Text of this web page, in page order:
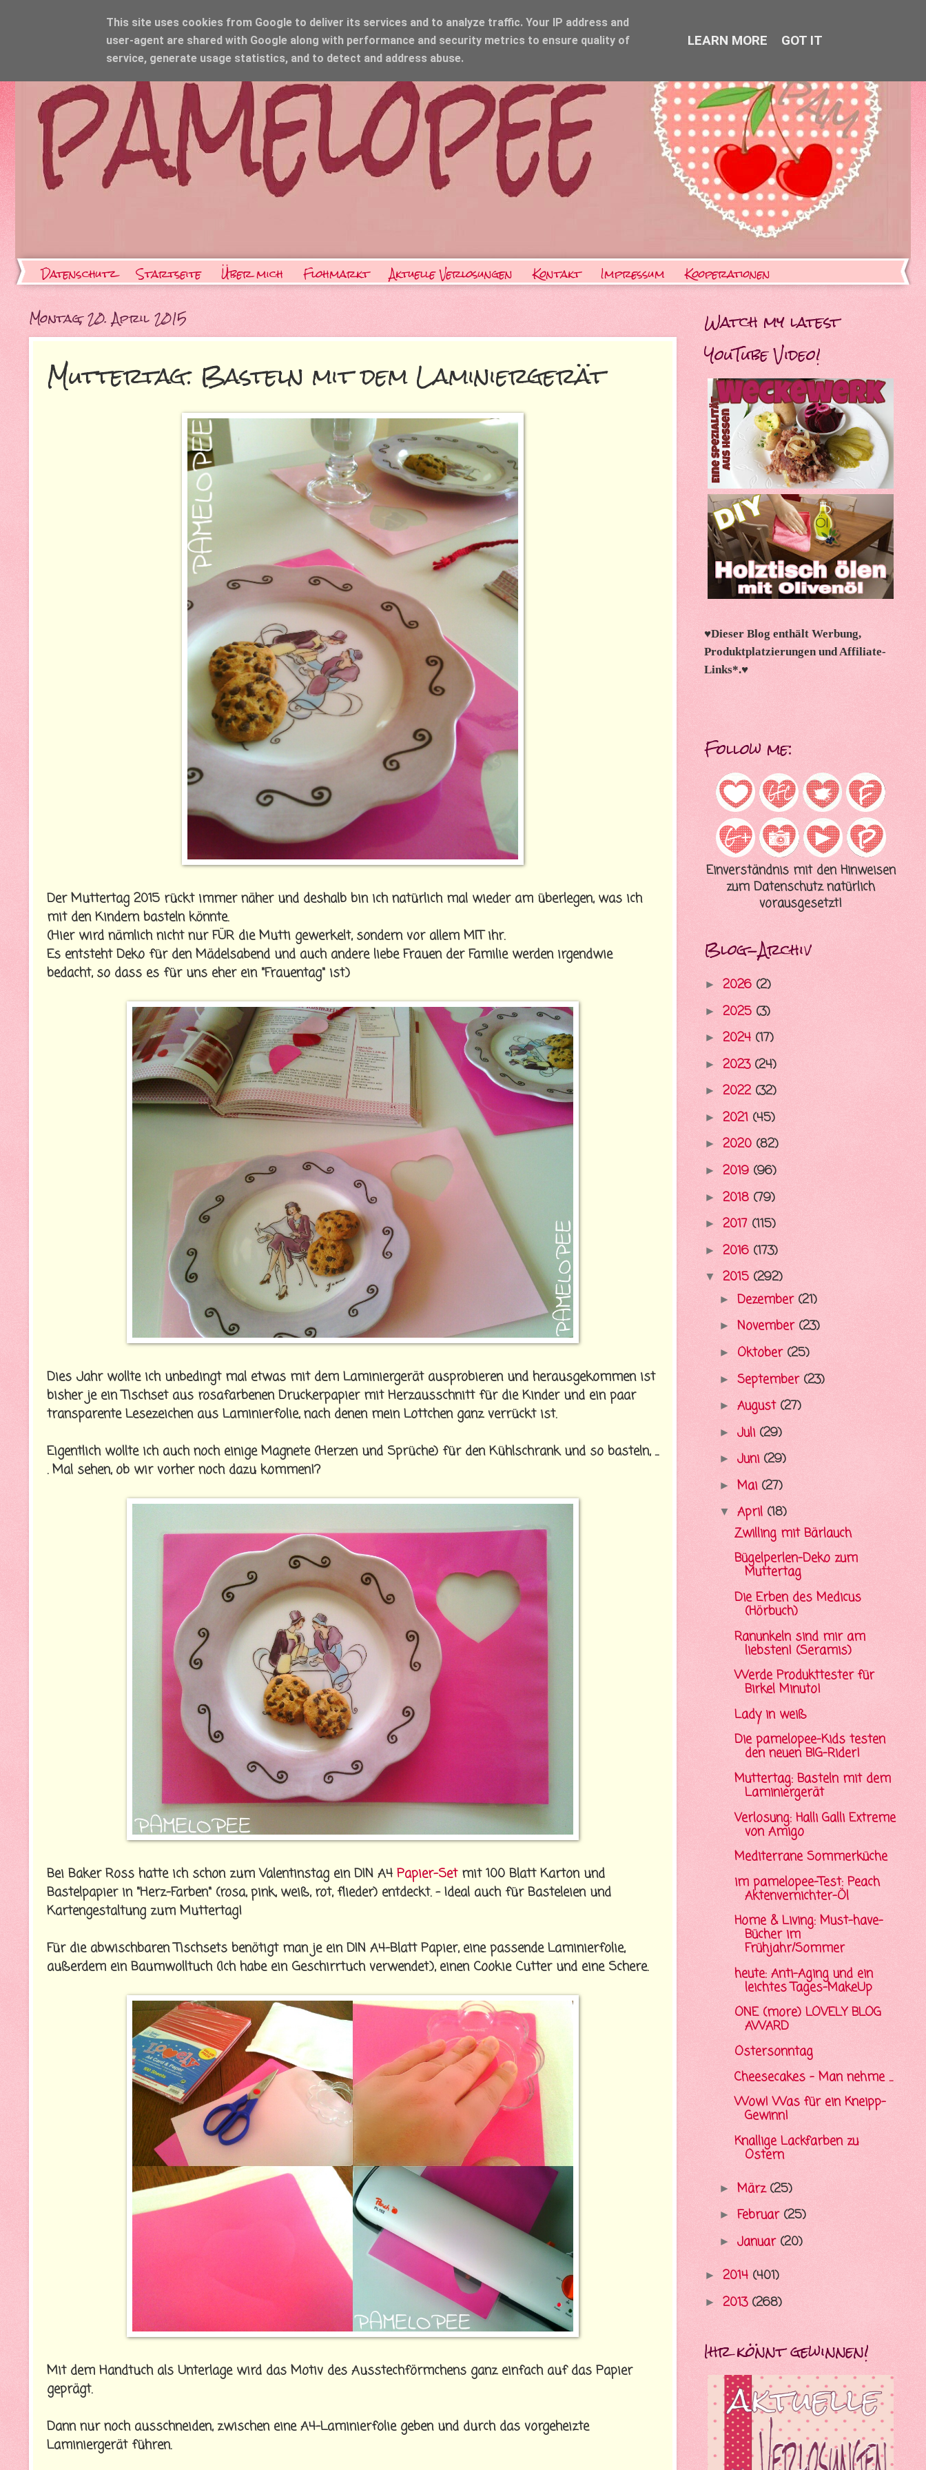
Datenschutz Startseite Über mich Flohmarkt Aktuelle Verlosungen Kontakt Impressum Kooperationen
Montag, 20. April 2015
Muttertag: Basteln mit dem Laminiergerät
Der Muttertag 2015 rückt immer näher und deshalb bin ich natürlich mal wieder am überlegen, was ich
mit den Kindern basteln könnte.
(Hier wird nämlich nicht nur FÜR die Mutti gewerkelt, sondern vor allem MIT ihr.
Es entsteht Deko für den Mädelsabend und auch andere liebe Frauen der Familie werden irgendwie
bedacht, so dass es für uns eher ein "Frauentag" ist.)
Dies Jahr wollte ich unbedingt mal etwas mit dem Laminiergerät ausprobieren und herausgekommen ist
bisher je ein Tischset aus rosafarbenen Druckerpapier mit Herzausschnitt für die Kinder und ein paar
transparente Lesezeichen aus Laminierfolie, nach denen mein Lottchen ganz verrückt ist.
Eigentlich wollte ich auch noch einige Magnete (Herzen und Sprüche) für den Kühlschrank und so basteln, ...
. Mal sehen, ob wir vorher noch dazu kommen!?
Bei Baker Ross hatte ich schon zum Valentinstag ein DIN A4 Papier-Setmit 100 Blatt Karton und
Bastelpapier in "Herz-Farben" (rosa, pink, weiß, rot, flieder) entdeckt. - Ideal auch für Basteleien und
Kartengestaltung zum Muttertag!
Für die abwischbaren Tischsets benötigt man je ein DIN A4-Blatt Papier, eine passende Laminierfolie,
außerdem ein Baumwolltuch (Ich habe ein Geschirrtuch verwendet.), einen Cookie Cutter und eine Schere.
Mit dem Handtuch als Unterlage wird das Motiv des Ausstechförmchens ganz einfach auf das Papier
geprägt.
Dann nur noch ausschneiden, zwischen eine A4-Laminierfolie geben und durch das vorgeheizte
Laminiergerät führen.
Watch my latest
YouTube Video!
♥Dieser Blog enthält Werbung,
Produktplatzierungen und Affiliate-
Links*.♥
Follow me:
Einverständnis mit den Hinweisen
zum Datenschutz natürlich
vorausgesetzt!
Blog-Archiv
► 2026 (2)
► 2025 (3)
► 2024 (17)
► 2023 (24)
► 2022 (32)
► 2021 (45)
► 2020 (82)
► 2019 (96)
► 2018 (79)
► 2017 (115)
► 2016 (173)
▼ 2015 (292)
► Dezember (21)
► November (23)
► Oktober (25)
► September (23)
► August (27)
► Juli (29)
► Juni (29)
► Mai (27)
▼ April (18)
Zwilling mit Bärlauch
Bügelperlen-Deko zum
Muttertag
Die Erben des Medicus
(Hörbuch)
Ranunkeln sind mir am
liebsten! (Seramis)
Werde Produkttester für
Birkel Minuto!
Lady in weiß
Die pamelopee-Kids testen
den neuen BIG-Rider!
Muttertag: Basteln mit dem
Laminiergerät
Verlosung: Halli Galli Extreme
von Amigo
Mediterrane Sommerküche
im pamelopee-Test: Peach
Aktenvernichter-Öl
Home & Living: Must-have-
Bücher im
Frühjahr/Sommer
heute: Anti-Aging und ein
leichtes Tages-MakeUp
ONE (more) LOVELY BLOG
AWARD
Ostersonntag
Cheesecakes - Man nehme ...
Wow! Was für ein Kneipp-
Gewinn!
Knallige Lackfarben zu
Ostern
► März(25)
► Februar (25)
► Januar (20)
► 2014 (401)
► 2013 (268)
Ihr könnt gewinnen!
This site uses cookies from Google to deliver its services and to analyze traffic. Your IP address and
user-agent are shared with Google along with performance and security metrics to ensure quality of
service, generate usage statistics, and to detect and address abuse.
LEARN MORE GOT IT